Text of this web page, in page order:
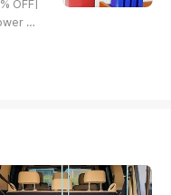
OFF|
Ba
Cap
weld